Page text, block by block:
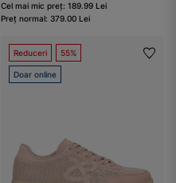
Cel mai mic preț: 189.99 Lei
Preț normal: 379.00 Lei
Reduceri 55%
Doar online